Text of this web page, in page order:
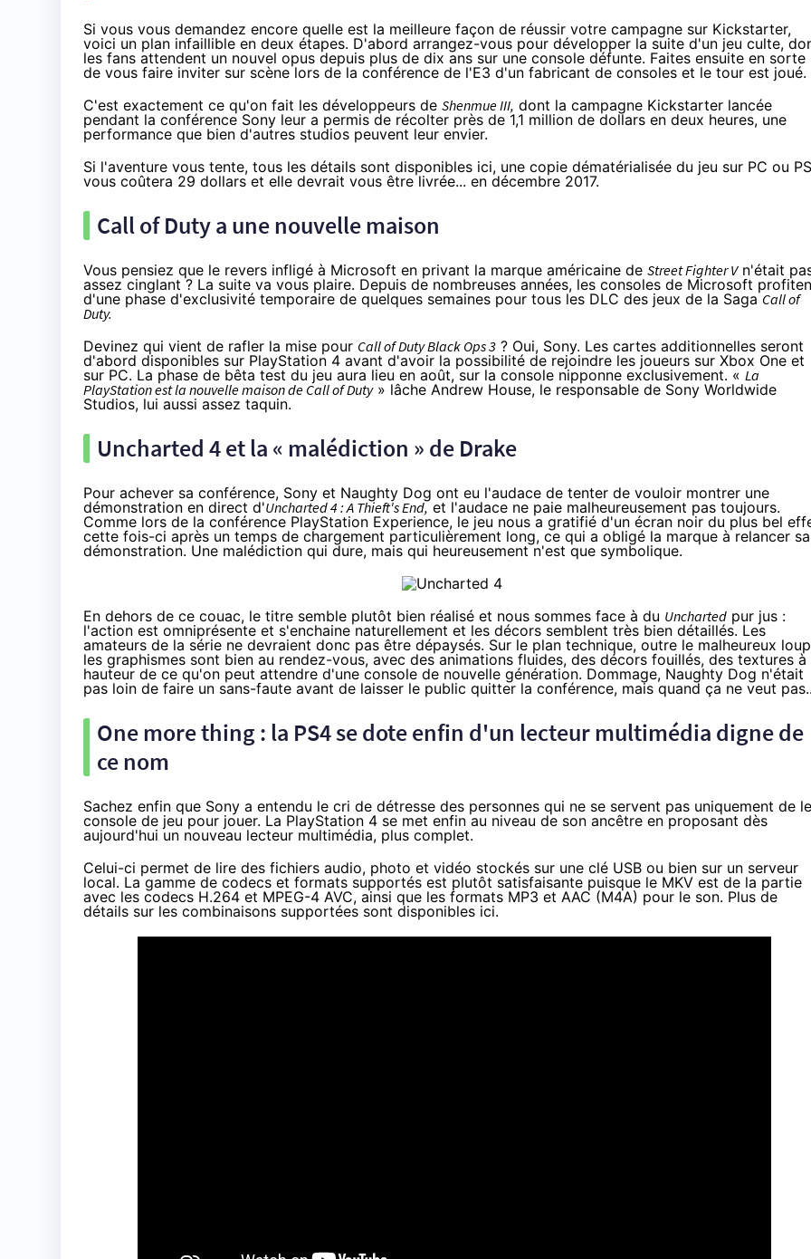
Si vous vous demandez encore quelle est la meilleure façon de réussir votre campagne sur Kickstarter,
voici un plan infaillible en deux étapes. D'abord arrangez-vous pour développer la suite d'un jeu culte,
les fans attendent un nouvel opus depuis plus de dix ans sur une console défunte. Faites ensuite en sorte
de vous faire inviter sur scène lors de la conférence de l'E3 d'un fabricant de consoles et le tour est joué.
C'est exactement ce qu'on fait les développeurs de Shenmue III, dont la campagne Kickstarter lancée
pendant la conférence Sony leur a permis de récolter près de 1,1 million de dollars en deux heures, une
performance que bien d'autres studios peuvent leur envier.
Si l'aventure vous tente, tous les détails sont disponibles ici, une copie dématérialisée du jeu sur PC ou
vous coûtera 29 dollars et elle devrait vous être livrée... en décembre 2017.
Call of Duty a une nouvelle maison
Vous pensiez que le revers infligé à Microsoft en privant la marque américaine de Street Fighter Vn'était
assez cinglant ? La suite va vous plaire. Depuis de nombreuses années, les consoles de Microsoft
d'une phase d'exclusivité temporaire de quelques semaines pour tous les DLC des jeux de la SagaCall of
Duty.
Devinez qui vient de rafler la mise pour Call of Duty Black Ops 3 ? Oui, Sony. Les cartes additionnelles seront
d'abord disponibles sur PlayStation 4 avant d'avoir la possibilité de rejoindre les joueurs sur Xbox One et
sur PC. La phase de bêta test du jeu aura lieu en août, sur la console nipponne exclusivement. « La
PlayStation est la nouvelle maison de Call of Duty» lâche Andrew House, le responsable de Sony Worldwide
Studios, lui aussi assez taquin.
Uncharted 4 et la « malédiction » de Drake
Pour achever sa conférence, Sony et Naughty Dog ont eu l'audace de tenter de vouloir montrer une
démonstration en direct d'Uncharted 4 : A Thieft's End,et l'audace ne paie malheureusement pas toujours.
Comme lors de la conférence PlayStation Experience, le jeu nous a gratifié d'un écran noir du plus bel
cette fois-ci après un temps de chargement particulièrement long, ce qui a obligé la marque à relancer sa
démonstration. Une malédiction qui dure, mais qui heureusement n'est que symbolique.
En dehors de ce couac, le titre semble plutôt bien réalisé et nous sommes face à du Uncharted pur jus :
l'action est omniprésente et s'enchaine naturellement et les décors semblent très bien détaillés. Les
amateurs de la série ne devraient donc pas être dépaysés. Sur le plan technique, outre le malheureux
les graphismes sont bien au rendez-vous, avec des animations fluides, des décors fouillés, des textures à
hauteur de ce qu'on peut attendre d'une console de nouvelle génération. Dommage, Naughty Dog n'était
pas loin de faire un sans-faute avant de laisser le public quitter la conférence, mais quand ça ne veut
One more thing : la PS4se dote enfin d'un lecteur multimédia digne de
ce nom
Sachez enfin que Sony a entendu le cri de détresse des personnes qui ne se servent pas uniquement de
console de jeu pour jouer. La PlayStation 4 se met enfin au niveau de son ancêtre en proposant dès
aujourd'hui un nouveau lecteur multimédia, plus complet.
Celui-ci permet de lire des fichiers audio, photo et vidéo stockés sur une clé USB ou bien sur un serveur
local. La gamme de codecs et formats supportés est plutôt satisfaisante puisque le MKV est de la partie
avec les codecs H.264 et MPEG-4 AVC, ainsi que les formats MP3 et AAC (M4A) pour le son. Plus de
détails sur les combinaisons supportées sont disponibles ici.